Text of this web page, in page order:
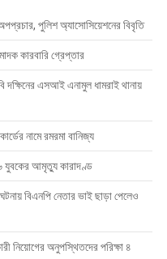
পুলিশ অ্যাসোসিয়েশনের বিবৃতি
কারবারি গ্রেপ্তার
দক্ষিনের এসআই এনামুল ধামরাই থানায়
নামে রমরমা বানিজ্য
যুবকের আমৃত্যু কারাদণ্ড
ঘটনায় বিএনপি নেতার ভাই ছাড়া পেলেও
নিয়োগের অনুপস্থিতদের পরিক্ষা ৪